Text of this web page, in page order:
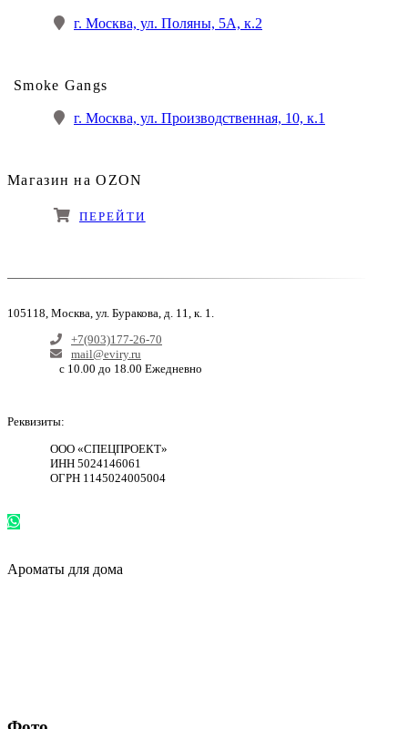
г. Москва, ул. Поляны, 5А, к.2
Smoke Gangs
г. Москва, ул. Производственная, 10, к.1
Магазин на OZON
ПЕРЕЙТИ
105118, Москва, ул. Буракова, д. 11, к. 1.
+7(903)177-26-70
mail@eviry.ru
с 10.00 до 18.00 Ежедневно
Реквизиты:
ООО «СПЕЦПРОЕКТ»
ИНН 5024146061
ОГРН 1145024005004
Ароматы для дома